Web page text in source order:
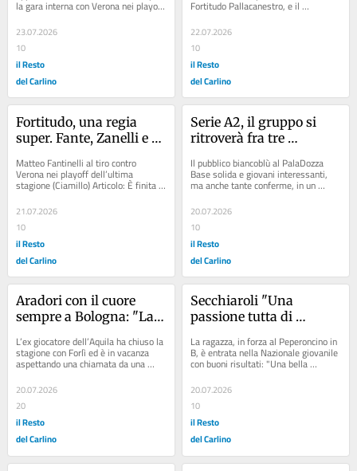
il livello"
la gara interna con Verona nei playoff
(Schicchi) Articolo: Fortitudo, dai
saluti...
23.07.2026
10
il Resto
del Carlino
Fortitudo Pallacanestro, e il
vicepresidente Matteo Gentilini
Articolo: Frazier dice...
22.07.2026
10
il Resto
del Carlino
Fortitudo, una regia
super. Fante, Zanelli e
Matteo Fantinelli al tiro contro
Verona nei playoff dell’ultima
stagione (Ciamillo) Articolo: È finita
Fortitudo, l’orgoglio non basta
Articolo:...
21.07.2026
10
il Resto
del Carlino
Serie A2, il gruppo si
ritroverà fra tre
fare sul serio con la
preparazione agli ordini
può continuare a
sognare in grande
Il pubblico biancoblù al PalaDozza
Base solida e giovani interessanti,
ma anche tante conferme, in un
roster rivoluzionato solo in parte
dalla...
20.07.2026
10
il Resto
del Carlino
Aradori con il cuore
sempre a Bologna: "La
merita tanto"
L’ex giocatore dell’Aquila ha chiuso la
stagione con Forlì ed è in vacanza
aspettando una chiamata da una
squadra: "Voglio giocare"...
20.07.2026
20
il Resto
del Carlino
Secchiaroli "Una
passione tutta di
La ragazza, in forza al Peperoncino in
B, è entrata nella Nazionale giovanile
con buoni risultati: "Una bella
20.07.2026
10
il Resto
del Carlino